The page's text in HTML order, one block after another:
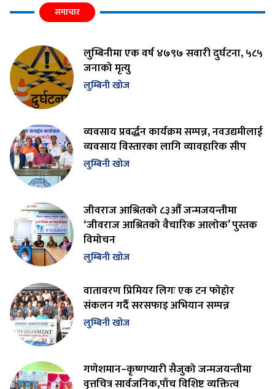
समाचार
लुम्बिनीमा एक वर्ष ४७९७ सवारी दुर्घटना, ५८५
जनाको मृत्यु
लुम्बिनी खोज
व्यवसाय प्रवर्द्धन कार्यक्रम सम्पन्न, नवउद्यमीलाई
व्यवसाय विस्तारका लागि व्यावहारिक सीप
लुम्बिनी खोज
जीवराज आश्रितको ८३औँ जन्मजयन्तीमा
‘जीवराज आश्रितको वैचारिक आलोक’ पुस्तक
विमोचन
लुम्बिनी खोज
वातावरण प्रिमियर लिगः एक टन फोहोर
संकलन गर्दै सरसफाइ अभियान सम्पन्न
लुम्बिनी खोज
गणेशमान–कृष्णप्यारी सैजुको जन्मजयन्तीमा
वृत्तचित्र सार्वजनिक,पाँच विशिष्ट व्यक्तित्व